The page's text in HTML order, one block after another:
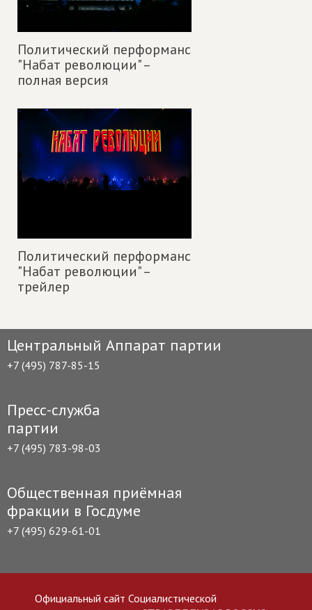
Политический перформанс
"Набат революции" –
полная версия
Политический перформанс
"Набат революции" –
трейлер
Центральный Аппарат партии
+7 (495) 787-85-15
Пресс-служба
партии
+7 (495) 783-98-03
Общественная приёмная
фракции в Госдуме
+7 (495) 629-61-01
Официальный сайт Социалистической